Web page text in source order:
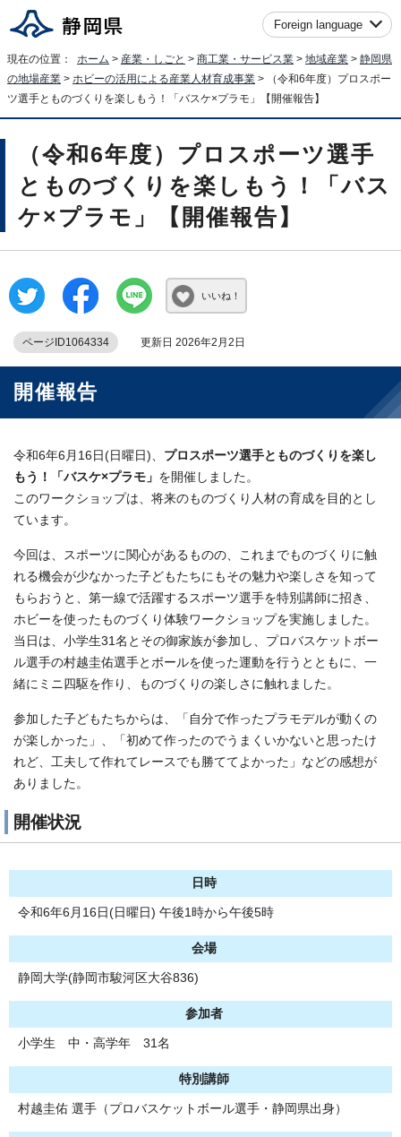
Foreign language
現在の位置： ホーム > 産業・しごと > 商工業・サービス業 > 地域産業 > 静岡県
の地場産業 > ホビーの活用による産業人材育成事業 > （令和6年度）プロスポー
ツ選手とものづくりを楽しもう！「バスケ×プラモ」【開催報告】
（令和6年度）プロスポーツ選手
とものづくりを楽しもう！「バス
ケ×プラモ」【開催報告】
いいね！
ページID1064334 更新日 2026年2月2日
開催報告
令和6年6月16日(日曜日)、 プロスポーツ選手とものづくりを楽し
もう！「バスケ×プラモ」 を開催しました。
このワークショップは、将来のものづくり人材の育成を目的とし
ています。
今回は、スポーツに関心があるものの、これまでものづくりに触
れる機会が少なかった子どもたちにもその魅力や楽しさを知って
もらおうと、第一線で活躍するスポーツ選手を特別講師に招き、
ホビーを使ったものづくり体験ワークショップを実施しました。
当日は、小学生31名とその御家族が参加し、プロバスケットボー
ル選手の村越圭佑選手とボールを使った運動を行うとともに、一
緒にミニ四駆を作り、ものづくりの楽しさに触れました。
参加した子どもたちからは、「自分で作ったプラモデルが動くの
が楽しかった」、「初めて作ったのでうまくいかないと思ったけ
れど、工夫して作れてレースでも勝ててよかった」などの感想が
ありました。
開催状況
日時
令和6年6月16日(日曜日) 午後1時から午後5時
会場
静岡大学(静岡市駿河区大谷836)
参加者
小学生 中・高学年 31名
特別講師
村越圭佑 選手（プロバスケットボール選手・静岡県出身）